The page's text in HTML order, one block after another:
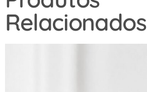
Relacionados